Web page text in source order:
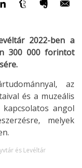
2022-ben a
300 000 forintot
az
és a muzeális
angol
melyek
és Levéltár